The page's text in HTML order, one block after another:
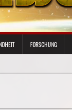
FORSCHUNG